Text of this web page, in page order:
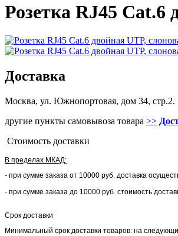
Розетка RJ45 Cat.6
Доставка
Москва, ул. Южнопортовая, дом 34, стр.2.
другие пункты самовывоза товара >>
Стоимость доставки
В пределах МКАД:
- при сумме заказа от 10000 руб. доставка
- при сумме заказа до 10000 руб. стоимость
Срок доставки
Минимальный срок доставки товаров: на